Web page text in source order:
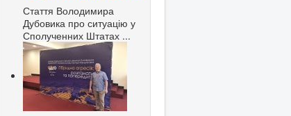
Стаття Володимира
Дубовика про ситуацію у
Сполученних Штатах ...